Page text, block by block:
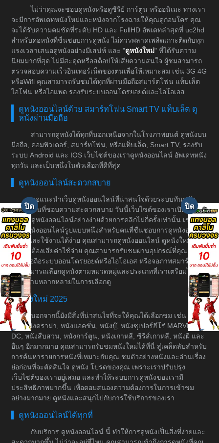
ไม่ว่าคุณจะชอบดูหนังหรือดูซีรีย์ การ์ตูน หรืออนิเมะ ทางเรา
จะมีการอัพเดทหนังใหม่และหนังจากโรงฉายให้คุณดูก่อนใคร คุณ
จะได้รับความคมชัดที่ระดับ HD และ FullHD อัพเดทล่าสุดที่ uc2hd
สำหรับคอหนังที่ชื่นชอบการดูหนัง ไม่ควรพลาดเพลิดเกาะติดกับทุก
แรงเวลาเสนอดูหนังอย่างมีเสน่ห์ และ "ดูหนังใหม่" ที่ได้รับความ
นิยมมากที่สุด ไม่มีสะดุดหรือสต็อปให้เสียความสนใจ ผู้ชมสามารถ
ตรวจสอบความเร็วอินเทอร์เน็ตของตนเพื่อให้เหมาะสม เช่น 3G 4G
หรือWifi คุณสามารถรับชมได้ทุกที่ผ่านมือถือสมาร์ตโฟน แท็บเล็ต
ไอโฟน หรือไอแพด รองรับระบบออนโดรยอยด์และไอโอเอส
ดูหนังออนไลน์ด้วย สมาร์ทโฟน Smart TV แท็บเล็ต ดู
หนังผ่านมือถือ
สามารถดูหนังได้ทุกที่นอกเหนือจากในโรงภาพยนต์ ดูหนังบน
มือถือ, คอมพิวเตอร์, สมาร์ทโฟน, หรือแท็บเล็ต, Smart TV, รองรับ
ระบบ Android และ IOS เว็บไซต์ของเราดูหนังออนไลน์ อัพเดทหนัง
ทุกวัน และเป็นหนึ่งในตัวเลือกที่ดีที่สุด
ดูหนังออนไลน์สะดวกสบาย
ขอแนะนำเว็บดูหนังออนไลน์ที่น่าสนใจด้วยระบบทันสมัย
สำหรับคนที่ชอบความสะดวกสบาย วันนี้เว็บไซต์ของเราเปิดให้
บริการดูหนังออนไลน์อย่างง่ายด้วยการคลิกไม่กี่ครั้งเท่านั้น เราเป็น
เว็บดูหนังออนไลน์รูปแบบหนึ่งสำหรับคนที่ชื่นชอบการดูหนังอย่างมี
ระบบและใช้งานได้ง่าย คุณสามารถดูหนังออนไลน์ ดูหนังใหม่ได้
โดยไม่ต้องเสียค่าใช้จ่าย คุณสามารถรับชมผ่านอุปกรณ์ที่คุณมีอยู่
เช่น มือถือระบบออนโดรยอยด์หรือไอโอเอส หรือจอภาพสมาร์ททีวี
คุณสามารถเลือกดูหนังตามหมวดหมู่และประเภทที่เราเตรียมไว้ให้
เพื่อความหลากหลายในการเลือกดู
หนังใหม่ 2025
นอกจากนี้ยังมีสิ่งที่น่าสนใจที่จะให้คุณได้เลือกชม เช่น หนัง
ต่อ, หนังดราม่า, หนังแอคชั่น, หนังบู๊, หนังซุเปอร์ฮีโร่ MARVEL &
DC, หนังสืบสวน, หนังการ์ตูน, หนังเกาหลี, ซีรีส์เกาหลี, หนังผี และ
อื่นๆ อีกมากมาย คุณสามารถรับชมหนังใหม่ได้ที่นี่ สู่เคล็ดลับสำหรับ
การค้นหารายการหนังที่เหมาะกับคุณ ชมตัวอย่างหนังและอ่านเรื่อง
ย่อก่อนที่จะตัดสินใจ ดูหนัง โปรดของคุณ เพราะเราปรับปรุง
เว็บไซต์ของเราอยู่เสมอ และทำให้ระบบการดูหนังของเรามี
ประสิทธิภาพมากขึ้น เพื่อตอบสนองความต้องการในการเข้าชม
อย่างมากมาย ดูหนังและสนุกไปกับการใช้บริการของเรา
ดูหนังออนไลน์ได้ทุกที่
กับบริการ ดูหนังออนไลน์ นี้ ทำให้การดูหนังเป็นสิ่งที่ง่ายและ